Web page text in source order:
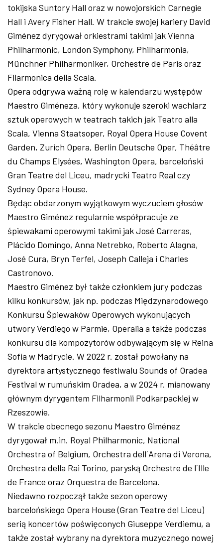
tokijska Suntory Hall oraz w nowojorskich Carnegie
Hall i Avery Fisher Hall. W trakcie swojej kariery David
Giménez dyrygował orkiestrami takimi jak Vienna
Philharmonic, London Symphony, Philharmonia,
Münchner Philharmoniker, Orchestre de Paris oraz
Filarmonica della Scala.
Opera odgrywa ważną rolę w kalendarzu występów
Maestro Giméneza, który wykonuje szeroki wachlarz
sztuk operowych w teatrach takich jak Teatro alla
Scala, Vienna Staatsoper, Royal Opera House Covent
Garden, Zurich Opera, Berlin Deutsche Oper, Théâtre
du Champs Elysées, Washington Opera, barceloński
Gran Teatre del Liceu, madrycki Teatro Real czy
Sydney Opera House.
Będąc obdarzonym wyjątkowym wyczuciem głosów
Maestro Giménez regularnie współpracuje ze
śpiewakami operowymi takimi jak José Carreras,
Plácido Domingo, Anna Netrebko, Roberto Alagna,
José Cura, Bryn Terfel, Joseph Calleja i Charles
Castronovo.
Maestro Giménez był także członkiem jury podczas
kilku konkursów, jak np. podczas Międzynarodowego
Konkursu Śpiewaków Operowych wykonujących
utwory Verdiego w Parmie, Operalia a także podczas
konkursu dla kompozytorów odbywającym się w Reina
Sofia w Madrycie. W 2022 r. został powołany na
dyrektora artystycznego festiwalu Sounds of Oradea
Festival w rumuńskim Oradea, a w 2024 r. mianowany
głównym dyrygentem Filharmonii Podkarpackiej w
Rzeszowie.
W trakcie obecnego sezonu Maestro Giménez
dyrygował m.in. Royal Philharmonic, National
Orchestra of Belgium, Orchestra dell´Arena di Verona,
Orchestra della Rai Torino, paryską Orchestre de l´Ille
de France oraz Orquestra de Barcelona.
Niedawno rozpoczął także sezon operowy
barcelońskiego Opera House (Gran Teatre del Liceu)
serią koncertów poświęconych Giuseppe Verdiemu, a
także został wybrany na dyrektora muzycznego nowej